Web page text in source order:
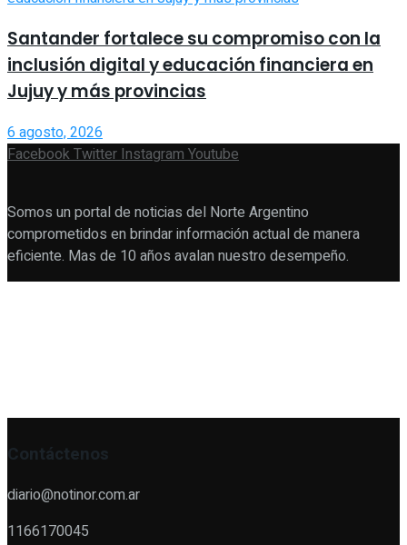
Santander fortalece su compromiso con la
inclusión digital y educación financiera en
Jujuy y más provincias
6 agosto, 2026
FacebookTwitterInstagramYoutube
Somos un portal de noticias del Norte Argentino
comprometidos en brindar información actual de manera
eficiente. Mas de 10 años avalan nuestro desempeño.
Contáctenos
diario@notinor.com.ar
1166170045